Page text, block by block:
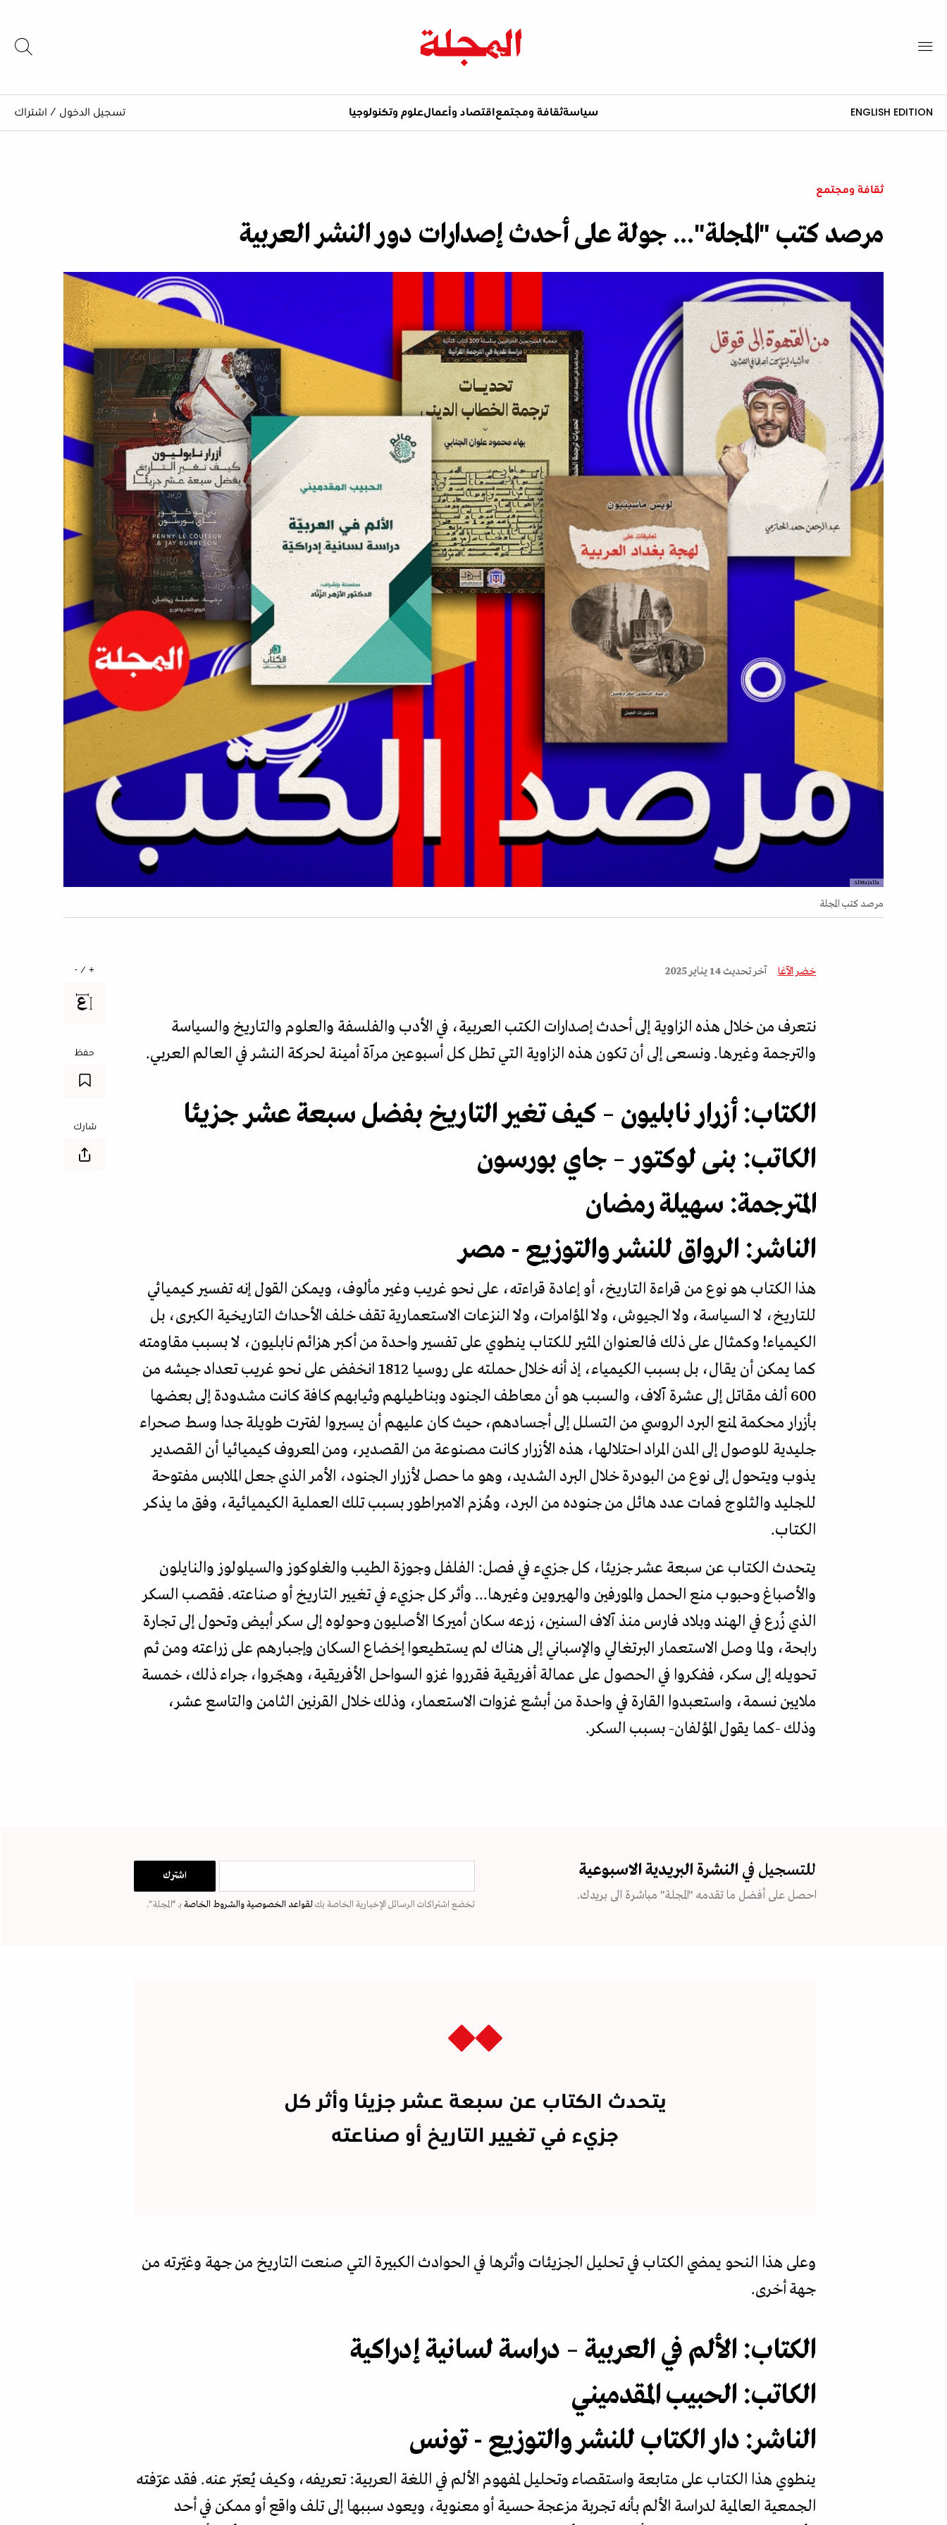
ENGLISH EDITION سياسةثقافة ومجتمع اقتصاد وأعمالعلوم وتكنولوجيا تسجيل الدخول / اشتراك
ثقافة ومجتمع
مرصد كتب "المجلة"... جولة على أحدث إصدارات دور النشر العربية
AlMajalla
مرصد كتب المجلة
خضر الآغا آخر تحديث 14 يناير 2025
نتعرف من خلال هذه الزاوية إلى أحدث إصدارات الكتب العربية، في الأدب والفلسفة والعلوم والتاريخ والسياسة
والترجمة وغيرها. ونسعى إلى أن تكون هذه الزاوية التي تطل كل أسبوعين مرآة أمينة لحركة النشر في العالم العربي.
الكتاب: أزرار نابليون – كيف تغير التاريخ بفضل سبعة عشر جزيئا
الكاتب: بنى لوكتور – جاي بورسون
المترجمة: سهيلة رمضان
الناشر: الرواق للنشر والتوزيع - مصر
هذا الكتاب هو نوع من قراءة التاريخ، أو إعادة قراءته، على نحو غريب وغير مألوف، ويمكن القول إنه تفسير كيميائي
للتاريخ، لا السياسة، ولا الجيوش، ولا المؤامرات، ولا النزعات الاستعمارية تقف خلف الأحداث التاريخية الكبرى، بل
الكيمياء! وكمثال على ذلك فالعنوان المثير للكتاب ينطوي على تفسير واحدة من أكبر هزائم نابليون، لا بسبب مقاومته
كما يمكن أن يقال، بل بسبب الكيمياء، إذ أنه خلال حملته على روسيا 1812 انخفض على نحو غريب تعداد جيشه من
600 ألف مقاتل إلى عشرة آلاف، والسبب هو أن معاطف الجنود وبناطيلهم وثيابهم كافة كانت مشدودة إلى بعضها
بأزرار محكمة لمنع البرد الروسي من التسلل إلى أجسادهم، حيث كان عليهم أن يسيروا لفترت طويلة جدا وسط صحراء
جليدية للوصول إلى المدن المراد احتلالها، هذه الأزرار كانت مصنوعة من القصدير، ومن المعروف كيميائيا أن القصدير
يذوب ويتحول إلى نوع من البودرة خلال البرد الشديد، وهو ما حصل لأزرار الجنود، الأمر الذي جعل الملابس مفتوحة
للجليد والثلوج فمات عدد هائل من جنوده من البرد، وهُزم الامبراطور بسبب تلك العملية الكيميائية، وفق ما يذكر
الكتاب.
يتحدث الكتاب عن سبعة عشر جزيئا، كل جزيء في فصل: الفلفل وجوزة الطيب والغلوكوز والسيلولوز والنايلون
والأصباغ وحبوب منع الحمل والمورفين والهيروين وغيرها... وأثر كل جزيء في تغيير التاريخ أو صناعته. فقصب السكر
الذي زُرع في الهند وبلاد فارس منذ آلاف السنين، زرعه سكان أميركا الأصليون وحولوه إلى سكر أبيض وتحول إلى تجارة
رابحة، ولما وصل الاستعمار البرتغالي والإسباني إلى هناك لم يستطيعوا إخضاع السكان وإجبارهم على زراعته ومن ثم
تحويله إلى سكر، ففكروا في الحصول على عمالة أفريقية فقرروا غزو السواحل الأفريقية، وهجّروا، جراء ذلك، خمسة
ملايين نسمة، واستعبدوا القارة في واحدة من أبشع غزوات الاستعمار، وذلك خلال القرنين الثامن والتاسع عشر،
وذلك -كما يقول المؤلفان- بسبب السكر.
للتسجيل في النشرة البريدية الاسبوعية
احصل على أفضل ما تقدمه "المجلة" مباشرة الى بريدك.
تخضع اشتراكات الرسائل الإخبارية الخاصة بكلقواعد الخصوصيةوالشروط الخاصة بـ “المجلة".
يتحدث الكتاب عن سبعة عشر جزيئا وأثر كل
جزيء في تغيير التاريخ أو صناعته
وعلى هذا النحو يمضي الكتاب في تحليل الجزيئات وأثرها في الحوادث الكبيرة التي صنعت التاريخ من جهة وغيّرته من
جهة أخرى.
الكتاب: الألم في العربية – دراسة لسانية إدراكية
الكاتب: الحبيب المقدميني
الناشر: دار الكتاب للنشر والتوزيع - تونس
ينطوي هذا الكتاب على متابعة واستقصاء وتحليل لمفهوم الألم في اللغة العربية: تعريفه، وكيف يُعبّر عنه. فقد عرّفته
الجمعية العالمية لدراسة الألم بأنه تجربة مزعجة حسية أو معنوية، ويعود سببها إلى تلف واقع أو ممكن في أحد
+ / -
حفظ
شارك